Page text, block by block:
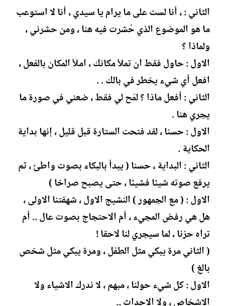
الثاني : ، أنا لست على ما يرام يا سيدي ، أنا لا استوعب
ما هو الموضوع الذي حُشرت فيه هنا ، ومن حشرني ،
ولماذا ؟
الاول : حاول فقط ان تملأ مكانك ، املأ المكان بالفعل ،
افعل أي شيء يخطر في بالك . .
الثاني : أفعل ماذا ؟ لمّح لي فقط ، ضعني في صورة ما
يجري هنا .
الاول : حسنا ، لقد فتحت الستارة قبل قليل ، إنها بداية
الحكاية .
الثاني : البداية ، حسنا ( يبدأ بالبكاء بصوت واطئ ، ثم
يرفع صوته شيئا فشيئا ، حتى يصبح صراخا )
الاول : ( مع الجمهور ) النشيج الاول ، شهقتنا الاولى ،
هل هي رفض المجيء ، أم الاحتجاج بصوت عال .. أم
تراه حزنا ، لما سيجري لنا لاحقا !
( الثاني مرة يبكي مثل الطفل ، ومرة يبكي مثل شخص
بالغ )
الاول : كل شيء حولنا ، مبهم ، لا ندرك الاشياء ولا